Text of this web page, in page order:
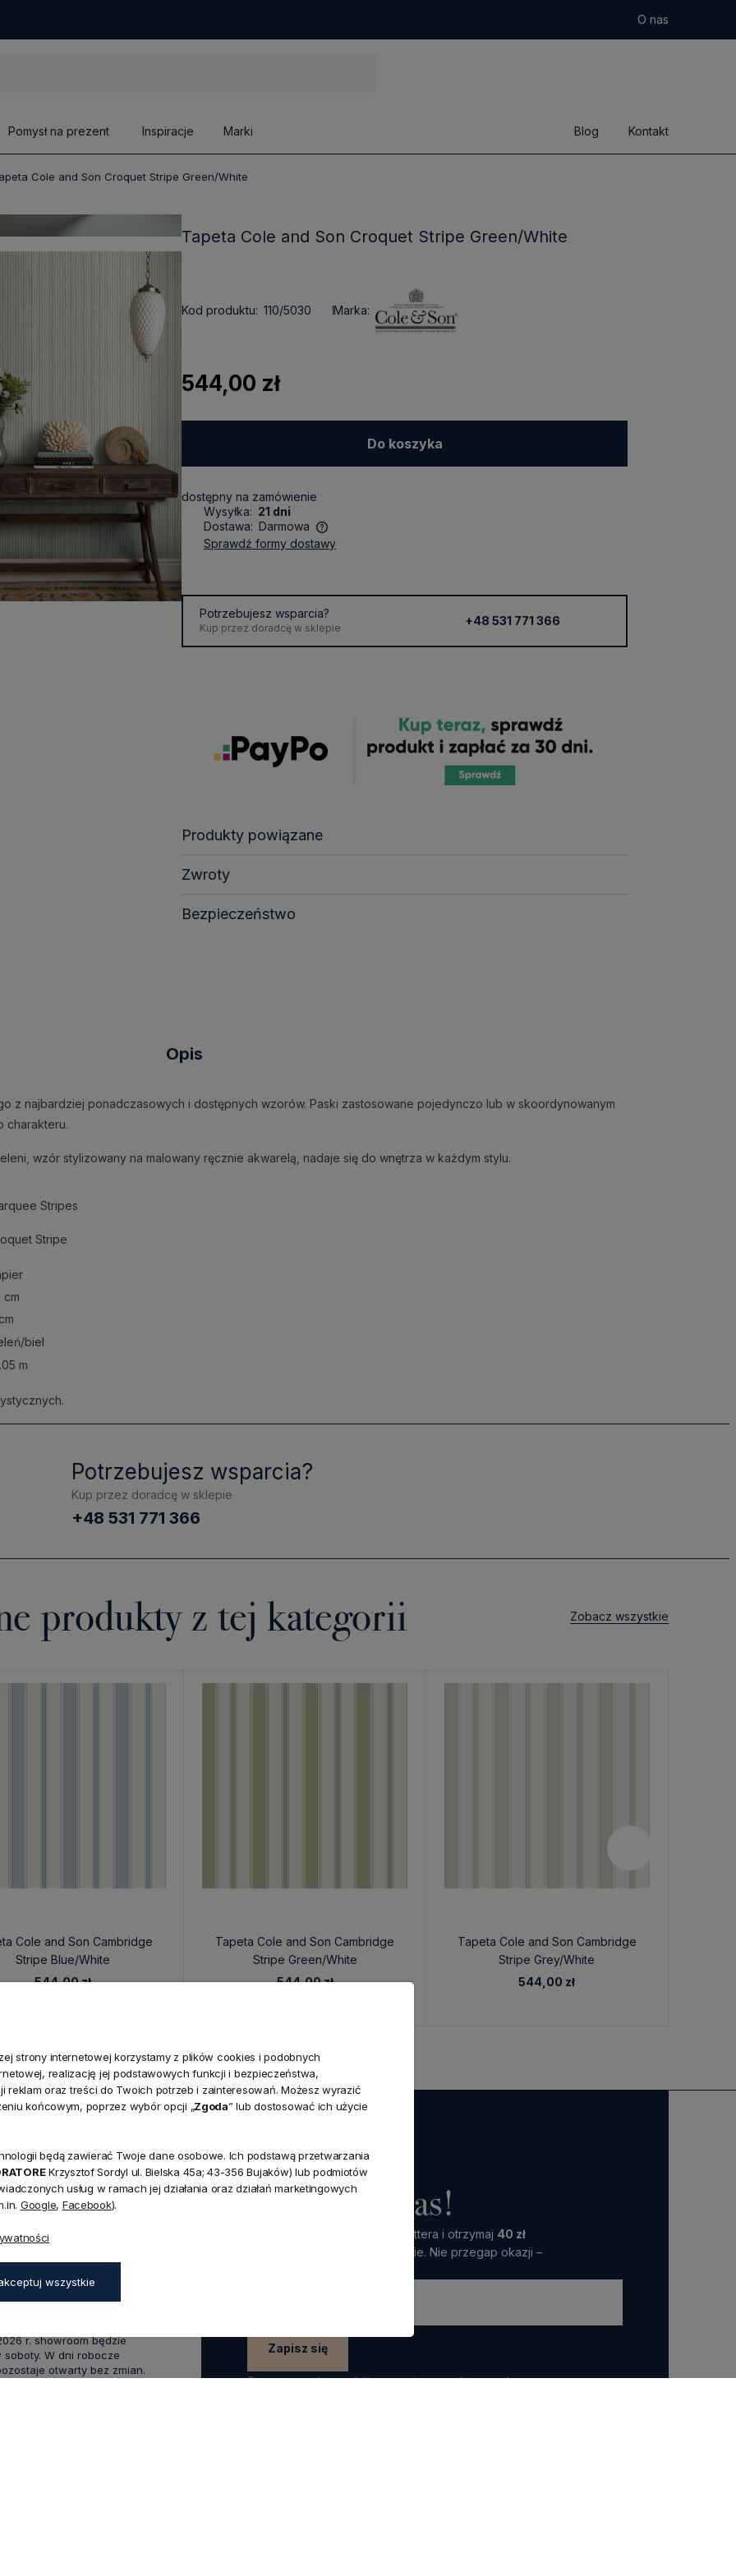
O nas
Pomysł na prezent Inspiracje Marki Blog Kontakt
Cole and Son Croquet Stripe Green/White
Tapeta Cole and Son Croquet Stripe Green/White
Kod produktu: 110/5030 Marka:
544,00 zł
Do koszyka
dostępny na zamówienie
Wysyłka: 21 dni
Dostawa: Darmowa
Cena nie zawiera ewentualnych
kosztów płatności
sprawdź formy dostawy
Potrzebujesz wsparcia?
Kup przez doradcę w sklepie
+48 531 771 366
Produkty powiązane
Zwroty
Bezpieczeństwo
Opis
z najbardziej ponadczasowych i dostępnych wzorów. Paski zastosowane pojedynczo lub w skoordynowanym
charakteru.
wzór stylizowany na malowany ręcznie akwarelą, nadaje się do wnętrza w każdym stylu.
Stripes
Stripe
cm
biel
m
Potrzebujesz wsparcia?
Kup przez doradcę w sklepie
+48 531 771 366
produkty z tej kategorii Zobacz wszystkie
Cole and Son Cambridge
Stripe Blue/White
544,00 zł
Tapeta Cole and Son Cambridge
Stripe Green/White
544,00 zł
Tapeta Cole and Son Cambridge
Stripe Grey/White
544,00 zł
NEWSLETTER
Dołącz do nas!
Zapisz się do naszego Newslettera i otrzymaj 40 zł
na pierwsze zamówienie. Nie przegap okazji –
Zapisz się
Zapisując się do newslettera wyrażasz zgodę na przetwarzanie przez nas
- 17:00,
r. showroom będzie
soboty. W dni robocze
otwarty bez zmian.
strony internetowej korzystamy z plików cookies i podobnych
realizację jej podstawowych funkcji i bezpieczeństwa,
oraz treści do Twoich potrzeb i zainteresowań. Możesz wyrazić
końcowym, poprzez wybór opcji „Zgoda” lub dostosować ich użycie
będą zawierać Twoje dane osobowe. Ich podstawą przetwarzania
Krzysztof Sordyl ul. Bielska 45a; 43-356 Bujaków) lub podmiotów
usług w ramach jej działania oraz działań marketingowych
Google, Facebook).
wszystkie